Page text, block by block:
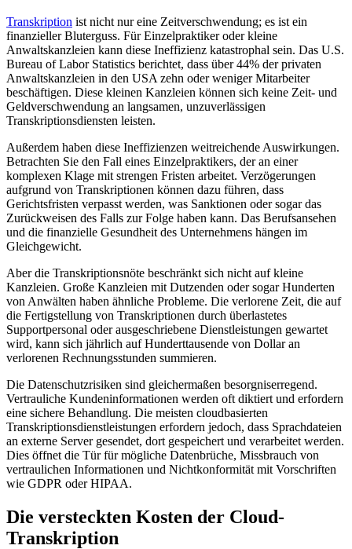
Transkription ist nicht nur eine Zeitverschwendung; es ist ein
finanzieller Bluterguss. Für Einzelpraktiker oder kleine
Anwaltskanzleien kann diese Ineffizienz katastrophal sein. Das U.S.
Bureau of Labor Statistics berichtet, dass über 44% der privaten
Anwaltskanzleien in den USA zehn oder weniger Mitarbeiter
beschäftigen. Diese kleinen Kanzleien können sich keine Zeit- und
Geldverschwendung an langsamen, unzuverlässigen
Transkriptionsdiensten leisten.
Außerdem haben diese Ineffizienzen weitreichende Auswirkungen.
Betrachten Sie den Fall eines Einzelpraktikers, der an einer
komplexen Klage mit strengen Fristen arbeitet. Verzögerungen
aufgrund von Transkriptionen können dazu führen, dass
Gerichtsfristen verpasst werden, was Sanktionen oder sogar das
Zurückweisen des Falls zur Folge haben kann. Das Berufsansehen
und die finanzielle Gesundheit des Unternehmens hängen im
Gleichgewicht.
Aber die Transkriptionsnöte beschränkt sich nicht auf kleine
Kanzleien. Große Kanzleien mit Dutzenden oder sogar Hunderten
von Anwälten haben ähnliche Probleme. Die verlorene Zeit, die auf
die Fertigstellung von Transkriptionen durch überlastetes
Supportpersonal oder ausgeschriebene Dienstleistungen gewartet
wird, kann sich jährlich auf Hunderttausende von Dollar an
verlorenen Rechnungsstunden summieren.
Die Datenschutzrisiken sind gleichermaßen besorgniserregend.
Vertrauliche Kundeninformationen werden oft diktiert und erfordern
eine sichere Behandlung. Die meisten cloudbasierten
Transkriptionsdienstleistungen erfordern jedoch, dass Sprachdateien
an externe Server gesendet, dort gespeichert und verarbeitet werden.
Dies öffnet die Tür für mögliche Datenbrüche, Missbrauch von
vertraulichen Informationen und Nichtkonformität mit Vorschriften
wie GDPR oder HIPAA.
Die versteckten Kosten der Cloud-
Transkription